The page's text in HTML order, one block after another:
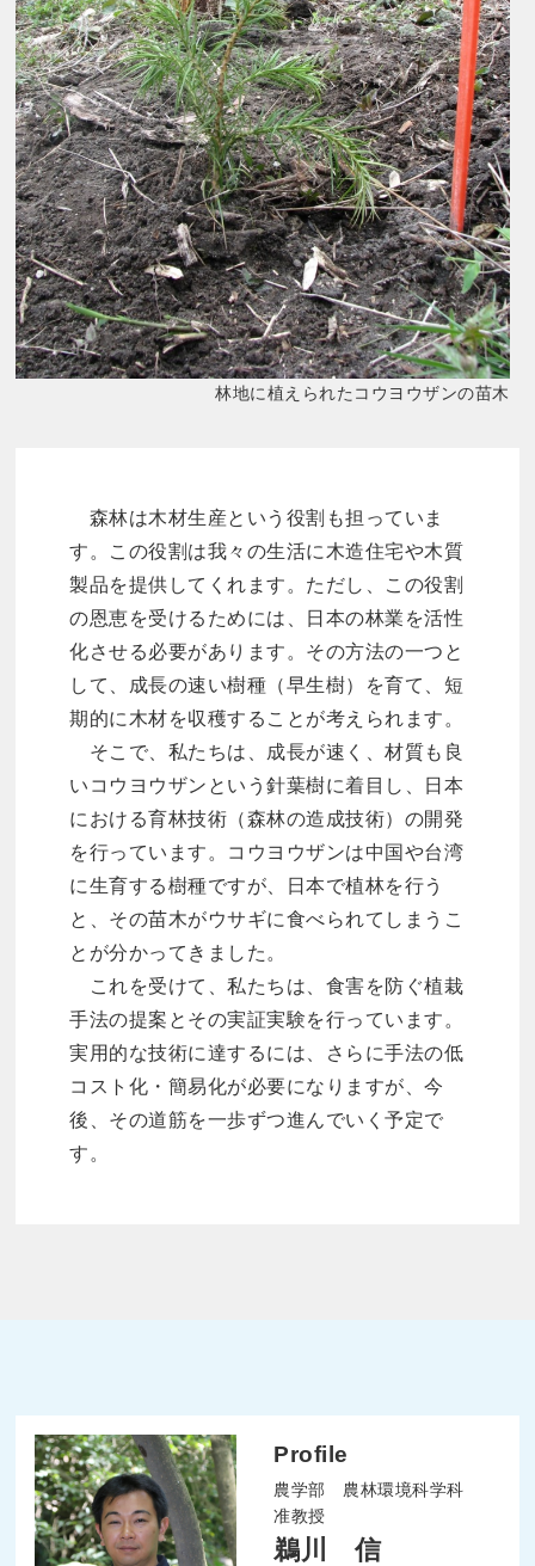
林地に植えられたコウヨウザンの苗木
森林は木材生産という役割も担っていま
す。この役割は我々の生活に木造住宅や木質
製品を提供してくれます。ただし、この役割
の恩恵を受けるためには、日本の林業を活性
化させる必要があります。その方法の一つと
して、成長の速い樹種（早生樹）を育て、短
期的に木材を収穫することが考えられます。
そこで、私たちは、成長が速く、材質も良
いコウヨウザンという針葉樹に着目し、日本
における育林技術（森林の造成技術）の開発
を行っています。コウヨウザンは中国や台湾
に生育する樹種ですが、日本で植林を行う
と、その苗木がウサギに食べられてしまうこ
とが分かってきました。
これを受けて、私たちは、食害を防ぐ植栽
手法の提案とその実証実験を行っています。
実用的な技術に達するには、さらに手法の低
コスト化・簡易化が必要になりますが、今
後、その道筋を一歩ずつ進んでいく予定で
す。
Profile
農学部 農林環境科学科
准教授
鵜川 信